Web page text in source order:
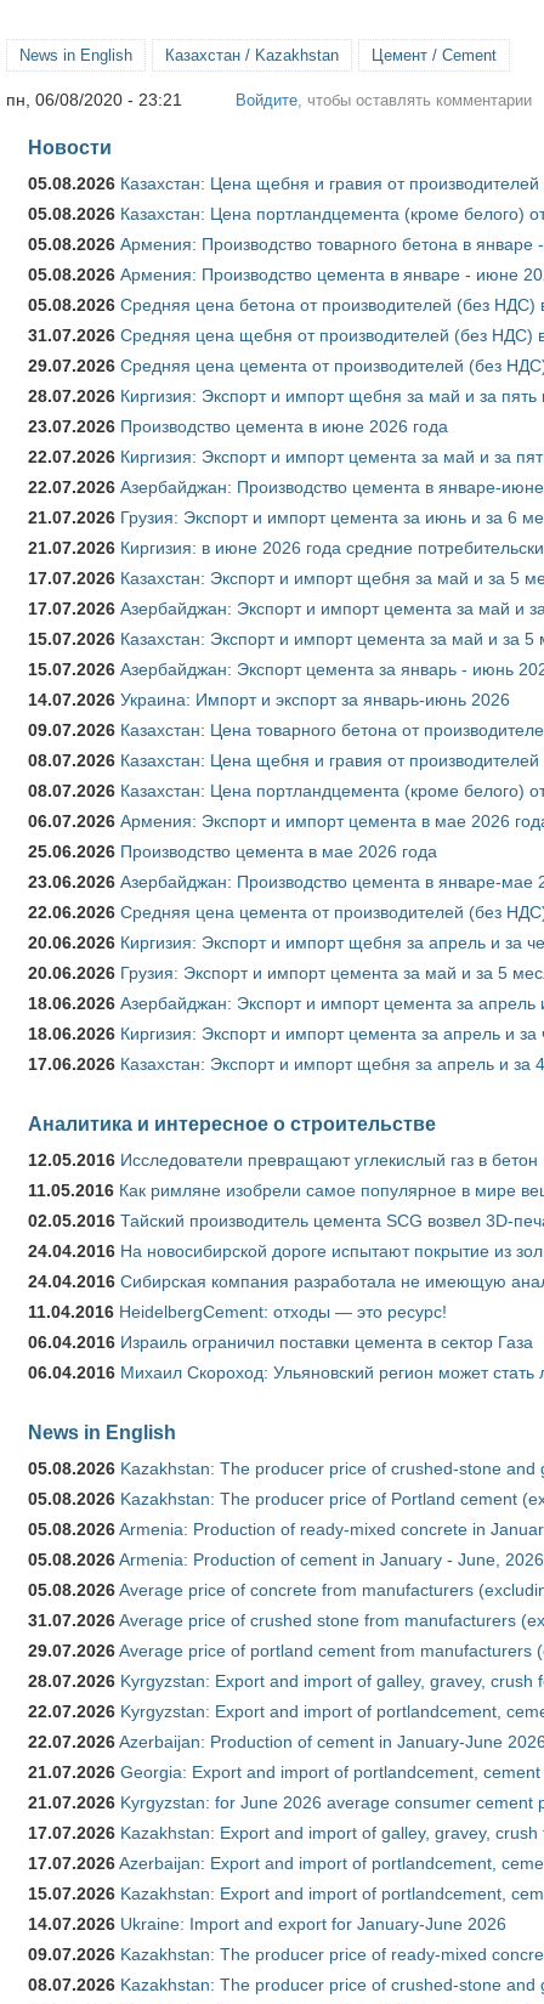
News in English Казахстан / Kazakhstan Цемент / Cement
пн, 06/08/2020 - 23:21 Войдите , чтобы оставлять комментарии
Новости
05.08.2026 Казахстан: Цена щебня и гравия от
05.08.2026 Казахстан: Цена портландцемента (кроме белого)
05.08.2026 Армения: Производство товарного бетона в январе
05.08.2026 Армения: Производство цемента в январе - июне
05.08.2026 Средняя цена бетона от производителей (без НДС)
31.07.2026 Средняя цена щебня от производителей (без НДС)
29.07.2026 Средняя цена цемента от производителей (без
28.07.2026 Киргизия: Экспорт и импорт щебня за май и за
23.07.2026 Производство цемента в июне 2026 года
22.07.2026 Киргизия: Экспорт и импорт цемента за май и за
22.07.2026 Азербайджан: Производство цемента в январе-
21.07.2026 Грузия: Экспорт и импорт цемента за июнь и за 6
21.07.2026 Киргизия: в июне 2026 года средние
17.07.2026 Казахстан: Экспорт и импорт щебня за май и за 5
17.07.2026 Азербайджан: Экспорт и импорт цемента за май и
15.07.2026 Казахстан: Экспорт и импорт цемента за май и за
15.07.2026 Азербайджан: Экспорт цемента за январь - июнь
14.07.2026 Украина: Импорт и экспорт за январь-июнь 2026
09.07.2026 Казахстан: Цена товарного бетона от
08.07.2026 Казахстан: Цена щебня и гравия от
08.07.2026 Казахстан: Цена портландцемента (кроме белого)
06.07.2026 Армения: Экспорт и импорт цемента в мае 2026
25.06.2026 Производство цемента в мае 2026 года
23.06.2026 Азербайджан: Производство цемента в январе-мае
22.06.2026 Средняя цена цемента от производителей (без
20.06.2026 Киргизия: Экспорт и импорт щебня за апрель и за
20.06.2026 Грузия: Экспорт и импорт цемента за май и за 5
18.06.2026 Азербайджан: Экспорт и импорт цемента за
18.06.2026 Киргизия: Экспорт и импорт цемента за апрель и
17.06.2026 Казахстан: Экспорт и импорт щебня за апрель и за
Аналитика и интересное о строительстве
12.05.2016 Исследователи превращают углекислый газ в бетон
11.05.2016 Как римляне изобрели самое популярное в мире
02.05.2016 Тайский производитель цемента SCG возвел 3D-
24.04.2016 На новосибирской дороге испытают покрытие из
24.04.2016 Сибирская компания разработала не имеющую
11.04.2016 HeidelbergCement: отходы — это ресурс!
06.04.2016 Израиль ограничил поставки цемента в сектор Газа
06.04.2016 Михаил Скороход: Ульяновский регион может
News in English
05.08.2026 Kazakhstan: The producer price of crushed-stone and
05.08.2026 Kazakhstan: The producer price of Portland cement
05.08.2026Armenia: Production of ready-mixed concrete in
05.08.2026Armenia: Production of cement in January - June, 2026
05.08.2026Average price of concrete from manufacturers
31.07.2026Average price of crushed stone from manufacturers
29.07.2026Average price of portland cement from manufacturers
28.07.2026 Kyrgyzstan: Export and import of galley, gravey,
22.07.2026 Kyrgyzstan: Export and import of portlandcement,
22.07.2026Azerbaijan: Production of cement in January-June
21.07.2026 Georgia: Export and import of portlandcement,
21.07.2026 Kyrgyzstan: for June 2026 average consumer cement
17.07.2026 Kazakhstan: Export and import of galley, gravey,
17.07.2026Azerbaijan: Export and import of portlandcement,
15.07.2026 Kazakhstan: Export and import of portlandcement,
14.07.2026 Ukraine: Import and export for January-June 2026
09.07.2026 Kazakhstan: The producer price of ready-mixed
08.07.2026 Kazakhstan: The producer price of crushed-stone and